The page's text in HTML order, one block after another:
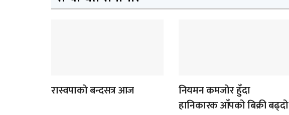
रास्वपाको बन्दसत्र आज
नियमन कमजोर हुँदा
हानिकारक आँपको बिक्री बढ्दो